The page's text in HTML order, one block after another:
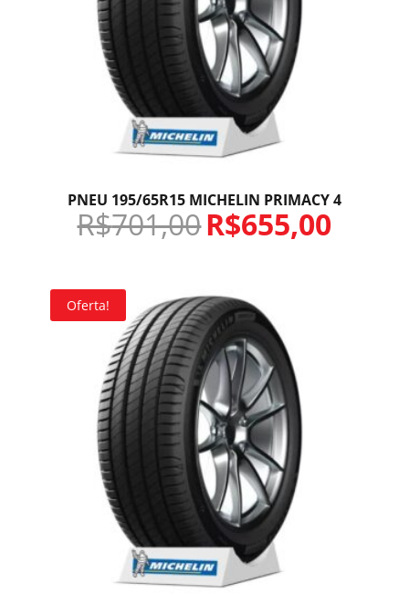
PNEU 195/65R15 MICHELIN PRIMACY 4
R$701,00R$655,00
Oferta!